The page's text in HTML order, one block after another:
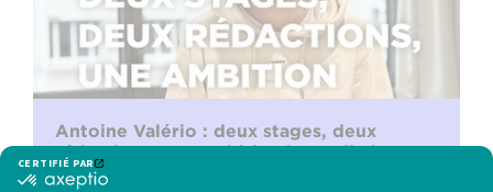
Antoine Valério : deux stages, deux
rédactions, une ambition journalistique
confirmée